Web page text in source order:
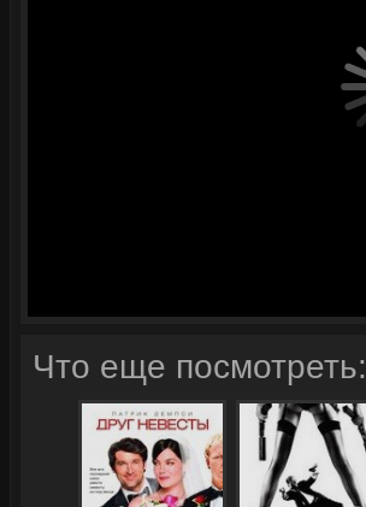
Что еще посмотреть: